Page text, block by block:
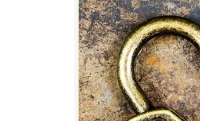
Unter dem Inhalt